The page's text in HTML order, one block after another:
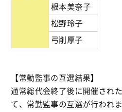
根本美奈子
松野玲子
弓削厚子
【常勤監事の互選結果】
通常総代会終了後に開催され
て、常勤監事の互選が行われま